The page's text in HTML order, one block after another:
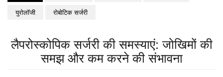
युरोलॉजी
रोबोटिक सर्जरी
लैपरोस्कोपिक सर्जरी की समस्याएं: जोखिमों की
समझ और कम करने की संभावना